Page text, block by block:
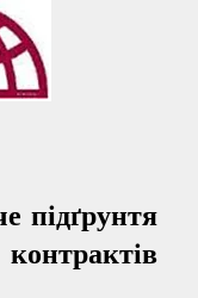
підґрунтя